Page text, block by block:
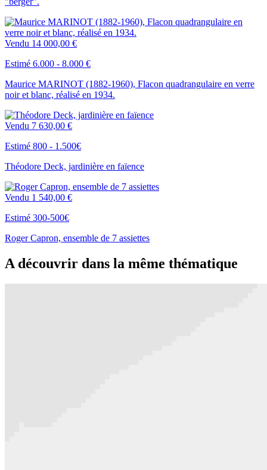
Vendu 14 000,00 €
Estimé 6.000 - 8.000 €
Maurice MARINOT (1882-1960), Flacon quadrangulaire en verre
noir et blanc, réalisé en 1934.
Vendu 7 630,00 €
Estimé 800 - 1.500€
Théodore Deck, jardinière en faïence
Vendu 1 540,00 €
Estimé 300-500€
Roger Capron, ensemble de 7 assiettes
A découvrir dans la même thématique